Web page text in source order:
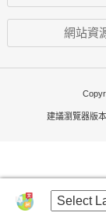
網站資
建議瀏覽器版